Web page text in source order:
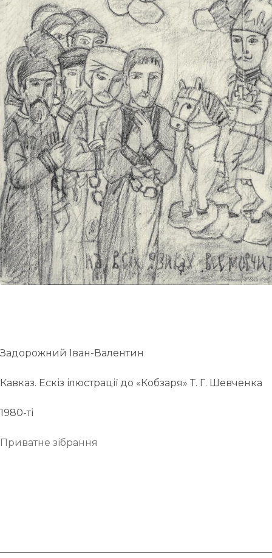
UA
ENG
Задорожний Іван-Валентин
Кавказ. Ескіз ілюстрації до «Кобзаря» Т. Г. Шевченка
1980-ті
Приватне зібрання